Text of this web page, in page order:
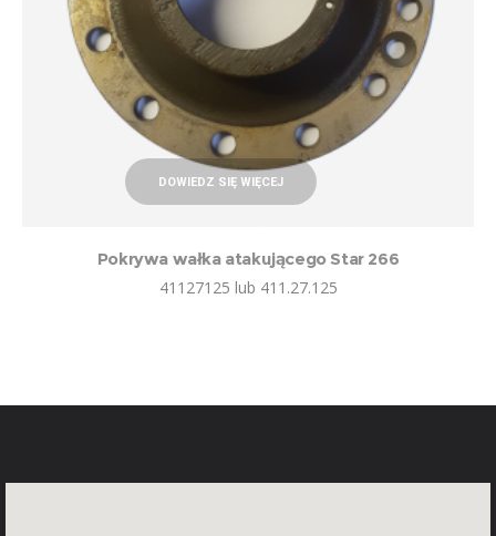
DOWIEDZ SIĘ WIĘCEJ
Pokrywa wałka atakującego Star 266
41127125 lub 411.27.125